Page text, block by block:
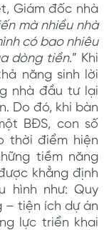
Giám đốc nhà
mà nhiều nhà
có bao nhiêu
dòng tiền.” Khi
năng sinh lời
nhà đầu tư lại
Do đó, khi bàn
BĐS, con số
thời điểm hiện
tiềm năng
khẳng định
hình như: Quy
– tiện ích dự án
lực triển khai